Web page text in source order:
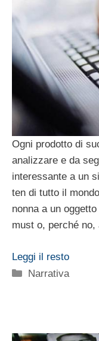
Ogni prodotto di
analizzare e da
interessante a un
ten di tutto il
nonna a un
must o, perché no,
Leggi il resto
Categorie
Narrativa